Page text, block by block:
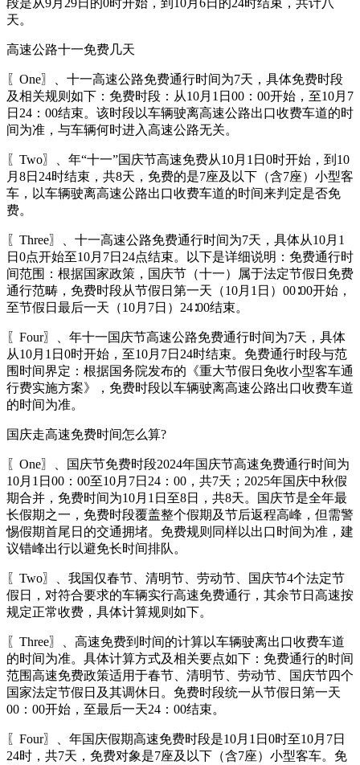
天。
高速公路十一免费几天
〖One〗、十一高速公路免费通行时间为7天，具体免费时段
及相关规则如下：免费时段：从10月1日00：00开始，至10月7
日24：00结束。该时段以车辆驶离高速公路出口收费车道的时
间为准，与车辆何时进入高速公路无关。
〖Two〗、年“十一”国庆节高速免费从10月1日0时开始，到10
月8日24时结束，共8天，免费的是7座及以下（含7座）小型客
车，以车辆驶离高速公路出口收费车道的时间来判定是否免
费。
〖Three〗、十一高速公路免费通行时间为7天，具体从10月1
日0点开始至10月7日24点结束。以下是详细说明：免费通行时
间范围：根据国家政策，国庆节（十一）属于法定节假日免费
通行范畴，免费时段从节假日第一天（10月1日）00∶00开始，
至节假日最后一天（10月7日）24∶00结束。
〖Four〗、年十一国庆节高速公路免费通行时间为7天，具体
从10月1日0时开始，至10月7日24时结束。免费通行时段与范
围时间界定：根据国务院发布的《重大节假日免收小型客车通
行费实施方案》，免费时段以车辆驶离高速公路出口收费车道
的时间为准。
国庆走高速免费时间怎么算?
〖One〗、国庆节免费时段2024年国庆节高速免费通行时间为
10月1日00：00至10月7日24：00，共7天；2025年国庆中秋假
期合并，免费时间为10月1日至8日，共8天。国庆节是全年最
长假期之一，免费时段覆盖整个假期及节后返程高峰，但需警
惕假期首尾日的交通拥堵。免费规则同样以出口时间为准，建
议错峰出行以避免长时间排队。
〖Two〗、我国仅春节、清明节、劳动节、国庆节4个法定节
假日，对符合要求的车辆实行高速免费通行，其余节日高速按
规定正常收费，具体计算规则如下。
〖Three〗、高速免费到时间的计算以车辆驶离出口收费车道
的时间为准。具体计算方式及相关要点如下：免费通行的时间
范围高速免费政策适用于春节、清明节、劳动节、国庆节四个
国家法定节假日及其调休日。免费时段统一从节假日第一天
00：00开始，至最后一天24：00结束。
〖Four〗、年国庆假期高速免费时段是10月1日0时至10月7日
24时，共7天，免费对象是7座及以下（含7座）小型客车。免